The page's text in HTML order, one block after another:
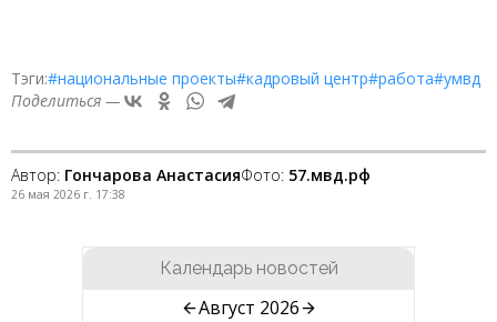
Тэги:#национальные проекты#кадровый центр#работа#умвд
Поделиться —
Автор: Гончарова АнастасияФото: 57.мвд.рф
26 мая 2026 г. 17:38
Календарь новостей
Август 2026